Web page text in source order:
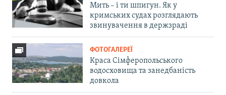
Мить – і ти шпигун. Як у
кримських судах розглядають
звинувачення в держзраді
ФОТОГАЛЕРЕЇ
Краса Сімферопольського
водосховища та занедбаність
довкола